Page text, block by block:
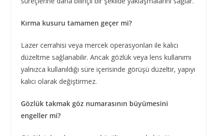
Kırma kusuru tamamen geçer mi?
Lazer cerrahisi veya mercek operasyonları ile kalıcı
düzeltme sağlanabilir. Ancak gözlük veya lens kullanımı
yalnızca kullanıldığı süre içerisinde görüşü düzeltir, yapıyı
kalıcı olarak değiştirmez.
Gözlük takmak göz numarasının büyümesini
engeller mi?